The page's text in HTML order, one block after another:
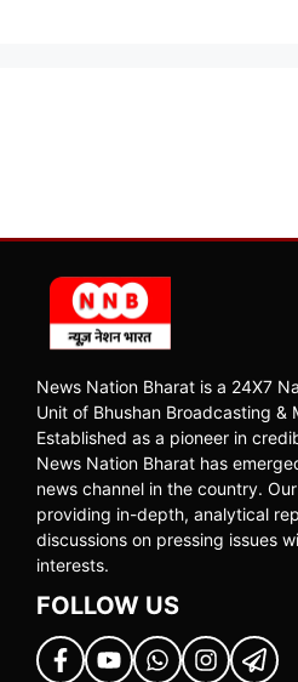
News Nation Bharat is a 24X7
Unit of Bhushan Broadcasting &
Established as a pioneer in
News Nation Bharat has
news channel in the country.
providing in-depth, analytical
discussions on pressing issues
interests.
FOLLOW US